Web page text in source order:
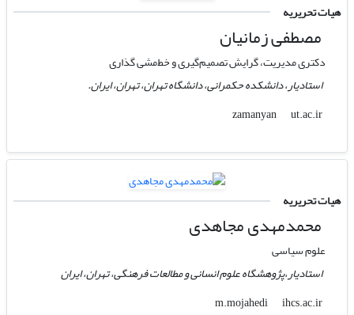
هیات تحریریه
مصطفی زمانیان
دکتری مدیریت، گرایش تصمیم‌گیری و خط‌مشی گذاری
استادیار، دانشکده حکمرانی، دانشگاه تهران، تهران، ایران.
zamanyan
ut.ac.ir
هیات تحریریه
محمدمهدی مجاهدی
علوم سیاسی
استادیار،پژوهشگاه علوم انسانی و مطالعات فرهنگی، تهران، ایران
m.mojahedi
ihcs.ac.ir